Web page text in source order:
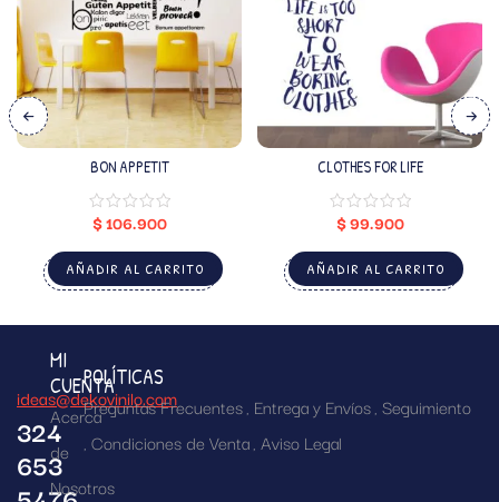
BON APPETIT
$106.900
AÑADIR AL CARRITO
CLOTHES FOR LIFE
$99.900
AÑADIR AL CARRITO
ideas@dekovinilo.com
324
653
MI
CUENTA
Acerca
de
Nosotros
POLÍTICAS
Preguntas Frecuentes Entrega y Envíos Seguimiento
Condiciones de Venta Aviso Legal